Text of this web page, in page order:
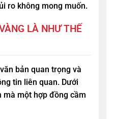
ro không mong muốn.
LÀ NHƯ THẾ
bản quan trọng và
tin liên quan. Dưới
mà một hợp đồng cầm